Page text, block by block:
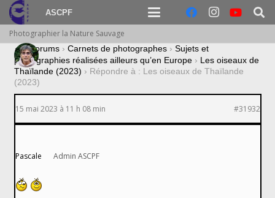
ASCPF
Photographier la Nature Sauvage
› Forums › Carnets de photographes › Sujets et
photographies réalisées ailleurs qu’en Europe › Les oiseaux de
Thaïlande (2023) › Répondre à : Les oiseaux de Thaïlande
(2023)
15 mai 2023 à 11 h 08 min #31932
Pascale Admin ASCPF